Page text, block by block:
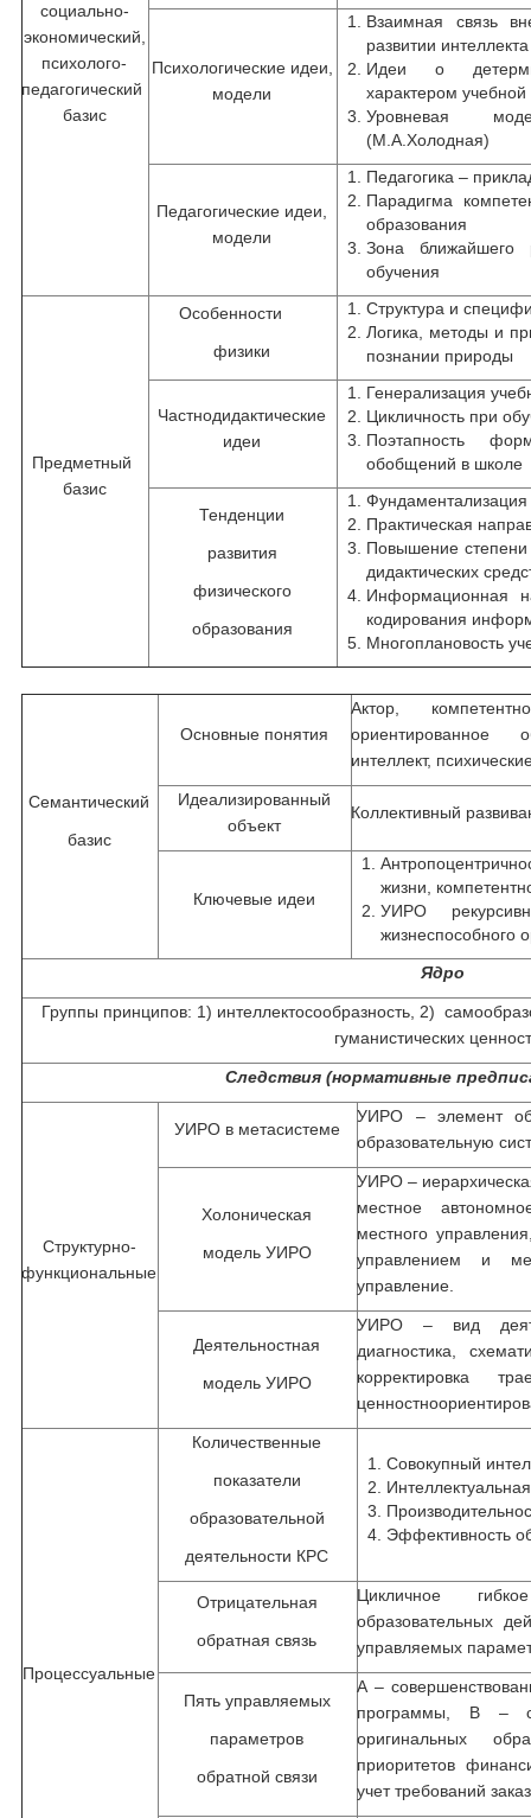
социально-
экономический,
психолого-
педагогический
базис
Психологические идеи,
модели
Взаимная связь
развитии интеллекта
Идеи о
характером учебной
Уровневая
(М.А.Холодная)
Педагогические идеи,
модели
Педагогика –
Парадигма
образования
Зона ближайшего
обучения
Предметный
базис
Особенности
физики
Структура и
Логика, методы и
познании природы
Частнодидактические
идеи
Генерализация
Цикличность при
Поэтапность
обобщений в школе
Тенденции
развития
физического
образования
Практическая
Повышение степени
дидактических
Информационная
кодирования
Многоплановость
Семантический
базис
Основные понятия
Актор,
ориентированное
интеллект,
Идеализированный
объект
Коллективный
Ключевые идеи
жизни,
УИРО
жизнеспособного
Ядро
Группы принципов: 1) интеллектосообразность, 2)
гуманистических
Следствия (нормативные
Структурно-
функциональные
УИРО в метасистеме
УИРО – элемент
образовательную
Холоническая
модель УИРО
УИРО –
местное
местного
управлением и
управление.
Деятельностная
модель УИРО
УИРО – вид
диагностика,
корректировка
Процессуальные
Количественные
показатели
образовательной
деятельности КРС
Совокупный
Эффективность
Отрицательная
обратная связь
Цикличное
образовательных
управляемых
Пять управляемых
параметров
обратной связи
А –
программы, В –
оригинальных
приоритетов
учет требований